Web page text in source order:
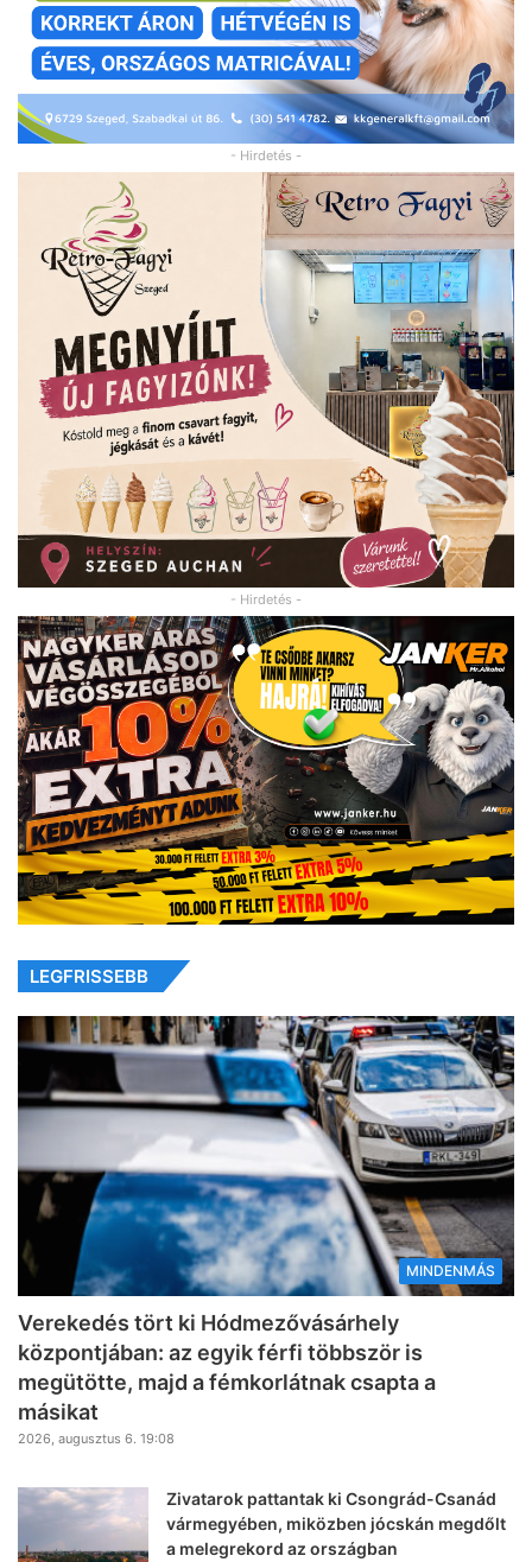
- Hirdetés -
- Hirdetés -
LEGFRISSEBB
MINDENMÁS
Verekedés tört ki Hódmezővásárhely
központjában: az egyik férfi többször is
megütötte, majd a fémkorlátnak csapta a
másikat
2026, augusztus 6. 19:08
Zivatarok pattantak ki Csongrád-Csanád
vármegyében, miközben jócskán megdőlt
a melegrekord az országban